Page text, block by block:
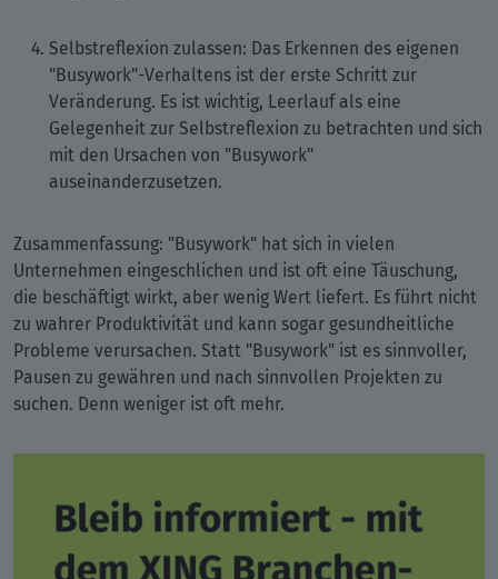
Selbstreflexion zulassen: Das Erkennen des eigenen
"Busywork"-Verhaltens ist der erste Schritt zur
Veränderung. Es ist wichtig, Leerlauf als eine
Gelegenheit zur Selbstreflexion zu betrachten und sich
mit den Ursachen von "Busywork"
auseinanderzusetzen.
Zusammenfassung: "Busywork" hat sich in vielen
Unternehmen eingeschlichen und ist oft eine Täuschung,
die beschäftigt wirkt, aber wenig Wert liefert. Es führt nicht
zu wahrer Produktivität und kann sogar gesundheitliche
Probleme verursachen. Statt "Busywork" ist es sinnvoller,
Pausen zu gewähren und nach sinnvollen Projekten zu
suchen. Denn weniger ist oft mehr.